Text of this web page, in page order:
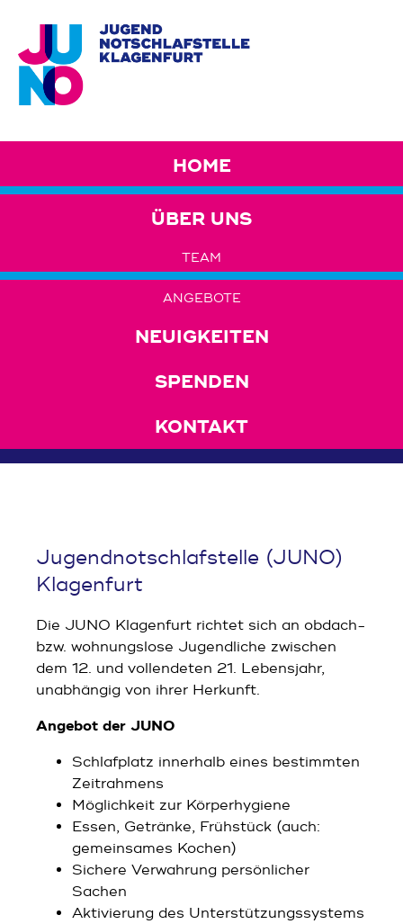
HOME
ÜBER UNS
TEAM
ANGEBOTE
NEUIGKEITEN
SPENDEN
KONTAKT
Jugendnotschlafstelle (JUNO)
Klagenfurt
Die JUNO Klagenfurt richtet sich an obdach-
bzw. wohnungslose Jugendliche zwischen
dem 12. und vollendeten 21. Lebensjahr,
unabhängig von ihrer Herkunft.
Angebot der JUNO
Schlafplatz innerhalb eines bestimmten
Zeitrahmens
Möglichkeit zur Körperhygiene
Essen, Getränke, Frühstück (auch:
gemeinsames Kochen)
Sichere Verwahrung persönlicher
Sachen
Aktivierung des Unterstützungssystems